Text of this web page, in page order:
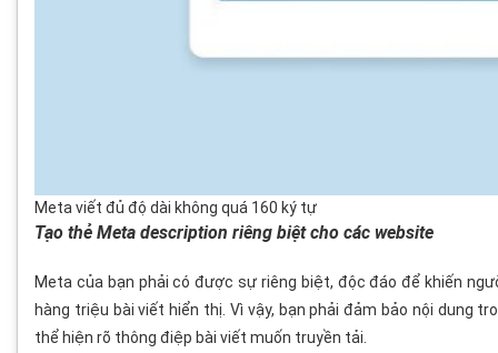
Meta viết đủ độ dài không quá 160 ký tự
Tạo thẻ Meta description riêng biệt cho các website
Meta của bạn phải có được sự riêng biệt, độc đáo để khiến
hàng triệu bài viết hiển thị. Vì vậy, bạn phải đảm bảo nội dung
thể hiện rõ thông điệp bài viết muốn truyền tải.